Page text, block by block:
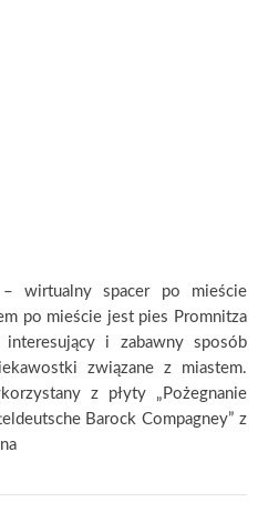
– wirtualny spacer po mieście
po mieście jest pies Promnitza
i zabawny sposób
związane z miastem.
z płyty „Pożegnanie
Barock Compagney” z